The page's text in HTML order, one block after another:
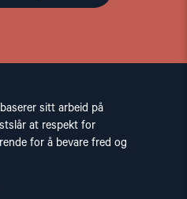
sitt arbeid på
at respekt for
for å bevare fred og